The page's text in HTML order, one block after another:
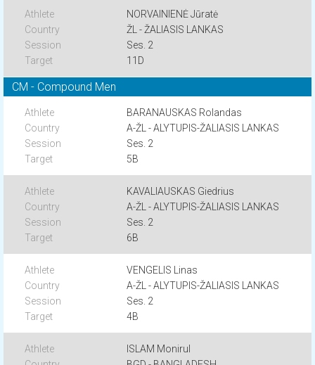
NORVAINIENĖ Jūratė
ŽL - ŽALIASIS LANKAS
Ses. 2
11D
CM - Compound Men
BARANAUSKAS Rolandas
A-ŽL - ALYTUPIS-ŽALIASIS LANKAS
Ses. 2
5B
KAVALIAUSKAS Giedrius
A-ŽL - ALYTUPIS-ŽALIASIS LANKAS
Ses. 2
6B
VENGELIS Linas
A-ŽL - ALYTUPIS-ŽALIASIS LANKAS
Ses. 2
4B
ISLAM Monirul